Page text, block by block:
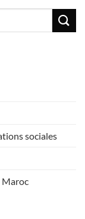
sociales
Maroc